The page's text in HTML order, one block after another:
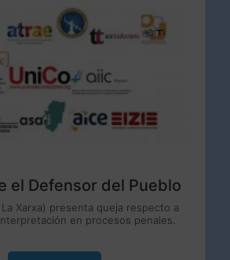
el Defensor del Pueblo
Xarxa) presenta queja respecto a
en procesos penales.